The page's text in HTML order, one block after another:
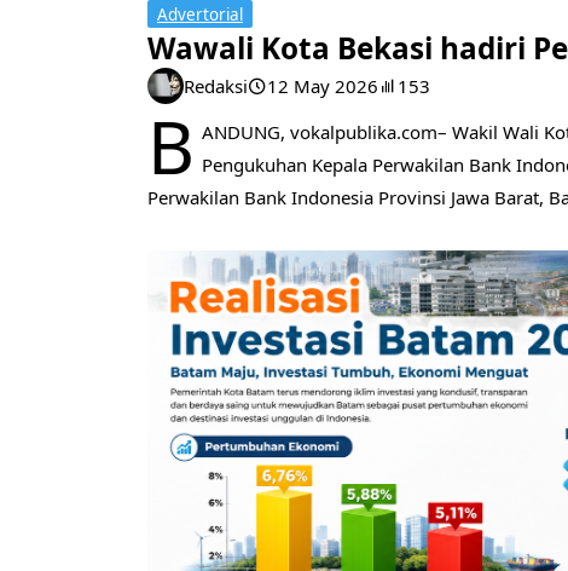
Advertorial
Wawali Kota Bekasi hadiri
Redaksi 12 May 2026 153
B ANDUNG, vokalpublika.com– Wakil Wali
Pengukuhan Kepala Perwakilan Bank
Perwakilan Bank Indonesia Provinsi Jawa Barat,